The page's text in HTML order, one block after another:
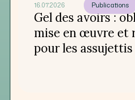
16.07.2026
Gel des avoirs :
mise en œuvre et
pour les assujettis
Publications